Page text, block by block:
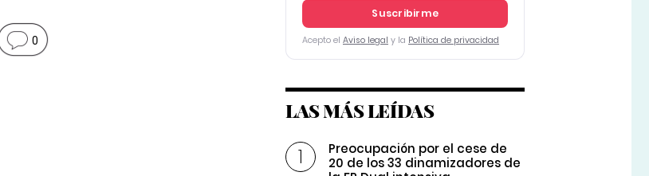
0
Suscribirme
Acepto el Aviso legal y la Política de privacidad
LAS MÁS LEÍDAS
Preocupación por el cese de
20 de los 33 dinamizadores de